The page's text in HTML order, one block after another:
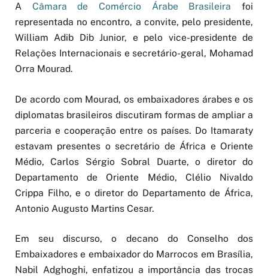
A Câmara de Comércio Árabe Brasileira foi
representada no encontro, a convite, pelo presidente,
William Adib Dib Junior, e pelo vice-presidente de
Relações Internacionais e secretário-geral, Mohamad
Orra Mourad.
De acordo com Mourad, os embaixadores árabes e os
diplomatas brasileiros discutiram formas de ampliar a
parceria e cooperação entre os países. Do Itamaraty
estavam presentes o secretário de África e Oriente
Médio, Carlos Sérgio Sobral Duarte, o diretor do
Departamento de Oriente Médio, Clélio Nivaldo
Crippa Filho, e o diretor do Departamento de África,
Antonio Augusto Martins Cesar.
Em seu discurso, o decano do Conselho dos
Embaixadores e embaixador do Marrocos em Brasília,
Nabil Adghoghi, enfatizou a importância das trocas